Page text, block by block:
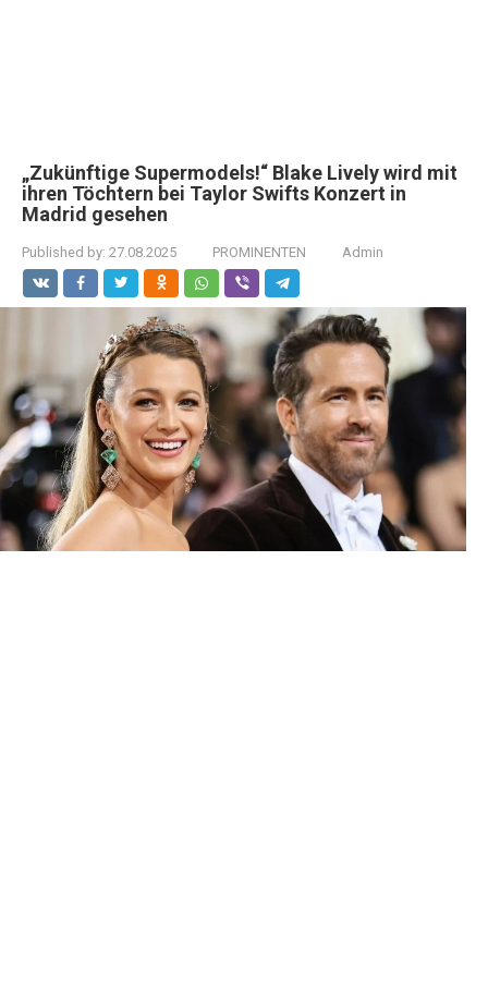
„Zukünftige Supermodels!“ Blake Lively wird mit
ihren Töchtern bei Taylor Swifts Konzert in
Madrid gesehen
Published by: 27.08.2025 PROMINENTEN Admin